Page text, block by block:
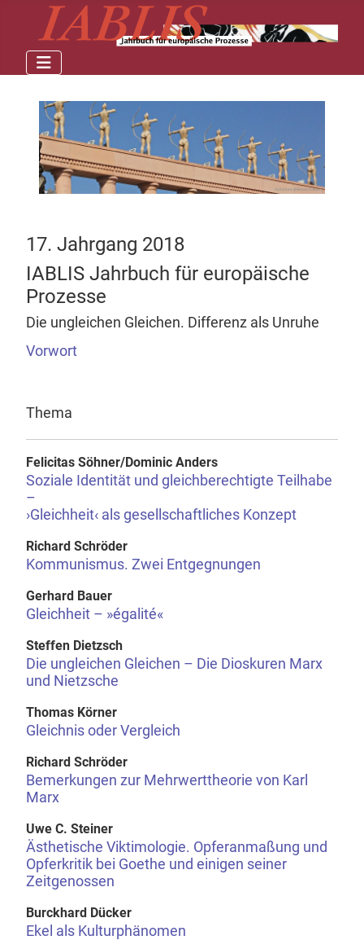
17. Jahrgang 2018
IABLIS Jahrbuch für europäische
Prozesse
Die ungleichen Gleichen. Differenz als Unruhe
Vorwort
Thema
Felicitas Söhner/Dominic Anders
Soziale Identität und gleichberechtigte Teilhabe
–
›Gleichheit‹ als gesellschaftliches Konzept
Richard Schröder
Kommunismus. Zwei Entgegnungen
Gerhard Bauer
Gleichheit – »égalité«
Steffen Dietzsch
Die ungleichen Gleichen – Die Dioskuren Marx
und Nietzsche
Thomas Körner
Gleichnis oder Vergleich
Richard Schröder
Bemerkungen zur Mehrwerttheorie von Karl
Marx
Uwe C. Steiner
Ästhetische Viktimologie. Opferanmaßung und
Opferkritik bei Goethe und einigen seiner
Zeitgenossen
Burckhard Dücker
Ekel als Kulturphänomen